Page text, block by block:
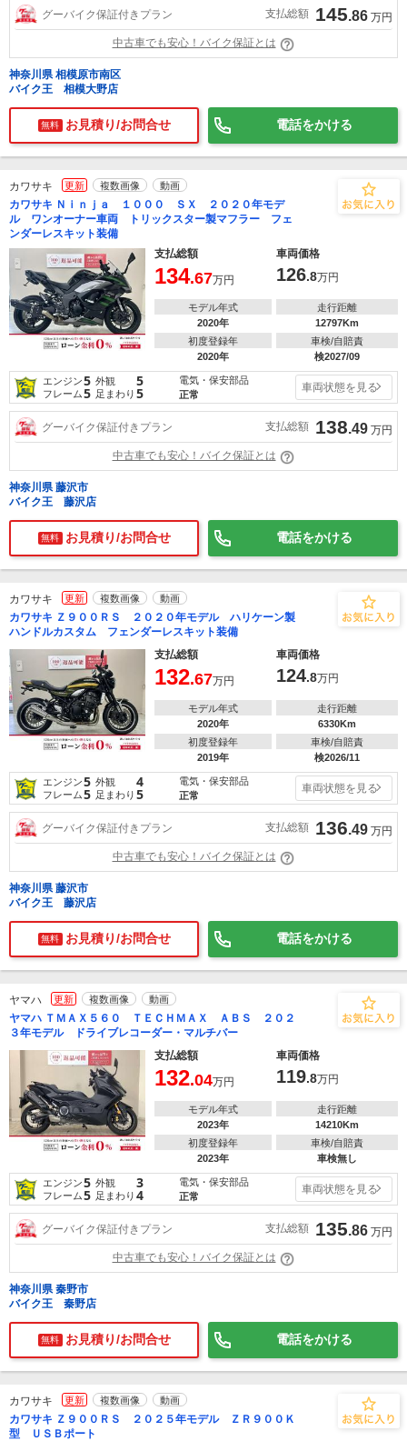
グーバイク保証付きプラン 支払総額 145.86 万円
中古車でも安心！バイク保証とは
神奈川県 相模原市南区
バイク王 相模大野店
無料 お見積り/お問合せ 電話をかける
カワサキ 更新 複数画像 動画
カワサキ Ｎｉｎｊａ １０００ ＳＸ ２０２０年モデ
ル ワンオーナー車両 トリックスター製マフラー フェ
ンダーレスキット装備
支払総額
車両価格
134.67万円 126.8万円
モデル年式
2020年
走行距離
12797Km
初度登録年
2020年
車検/自賠責
検2027/09
エンジン5 外観 5
フレーム5 足まわり 5
電気・保安部品
正常
車両状態を見る
グーバイク保証付きプラン 支払総額 138.49 万円
中古車でも安心！バイク保証とは
神奈川県 藤沢市
バイク王 藤沢店
無料 お見積り/お問合せ 電話をかける
カワサキ 更新 複数画像 動画
カワサキ Ｚ９００ＲＳ ２０２０年モデル ハリケーン製
ハンドルカスタム フェンダーレスキット装備
支払総額
車両価格
132.67万円 124.8万円
モデル年式
2020年
走行距離
6330Km
初度登録年
2019年
車検/自賠責
検2026/11
エンジン5 外観 4
フレーム5 足まわり 5
電気・保安部品
正常
車両状態を見る
グーバイク保証付きプラン 支払総額 136.49 万円
中古車でも安心！バイク保証とは
神奈川県 藤沢市
バイク王 藤沢店
無料 お見積り/お問合せ 電話をかける
ヤマハ 更新 複数画像 動画
ヤマハ ＴＭＡＸ５６０ ＴＥＣＨＭＡＸ ＡＢＳ ２０２
３年モデル ドライブレコーダー・マルチバー
支払総額
車両価格
132.04万円 119.8万円
モデル年式
2023年
走行距離
14210Km
初度登録年
2023年
車検/自賠責
車検無し
エンジン5 外観 3
フレーム5 足まわり 4
電気・保安部品
正常
車両状態を見る
グーバイク保証付きプラン 支払総額 135.86 万円
中古車でも安心！バイク保証とは
神奈川県 秦野市
バイク王 秦野店
無料 お見積り/お問合せ 電話をかける
カワサキ 更新 複数画像 動画
カワサキ Ｚ９００ＲＳ ２０２５年モデル ＺＲ９００Ｋ
型 ＵＳＢポート